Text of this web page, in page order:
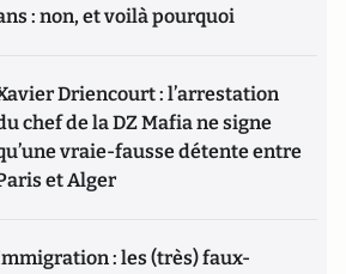
: non, et voilà pourquoi
Driencourt : l’arrestation
chef de la DZ Mafia ne signe
vraie-fausse détente entre
et Alger
: les (très) faux-